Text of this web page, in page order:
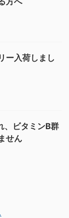
ー入荷しまし
、ビタミンB群
せん